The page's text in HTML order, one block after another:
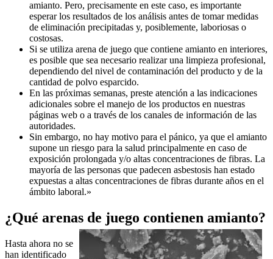
amianto. Pero, precisamente en este caso, es importante
esperar los resultados de los análisis antes de tomar medidas
de eliminación precipitadas y, posiblemente, laboriosas o
costosas.
Si se utiliza arena de juego que contiene amianto en interiores,
es posible que sea necesario realizar una limpieza profesional,
dependiendo del nivel de contaminación del producto y de la
cantidad de polvo esparcido.
En las próximas semanas, preste atención a las indicaciones
adicionales sobre el manejo de los productos en nuestras
páginas web o a través de los canales de información de las
autoridades.
Sin embargo, no hay motivo para el pánico, ya que el amianto
supone un riesgo para la salud principalmente en caso de
exposición prolongada y/o altas concentraciones de fibras. La
mayoría de las personas que padecen asbestosis han estado
expuestas a altas concentraciones de fibras durante años en el
ámbito laboral.»
¿Qué arenas de juego contienen amianto?
Hasta ahora no se
han identificado